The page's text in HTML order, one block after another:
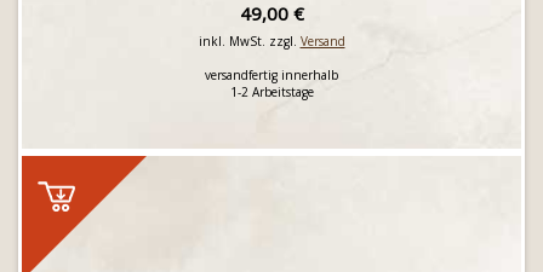
49,00 €
inkl. MwSt. zzgl. Versand
versandfertig innerhalb
1-2 Arbeitstage